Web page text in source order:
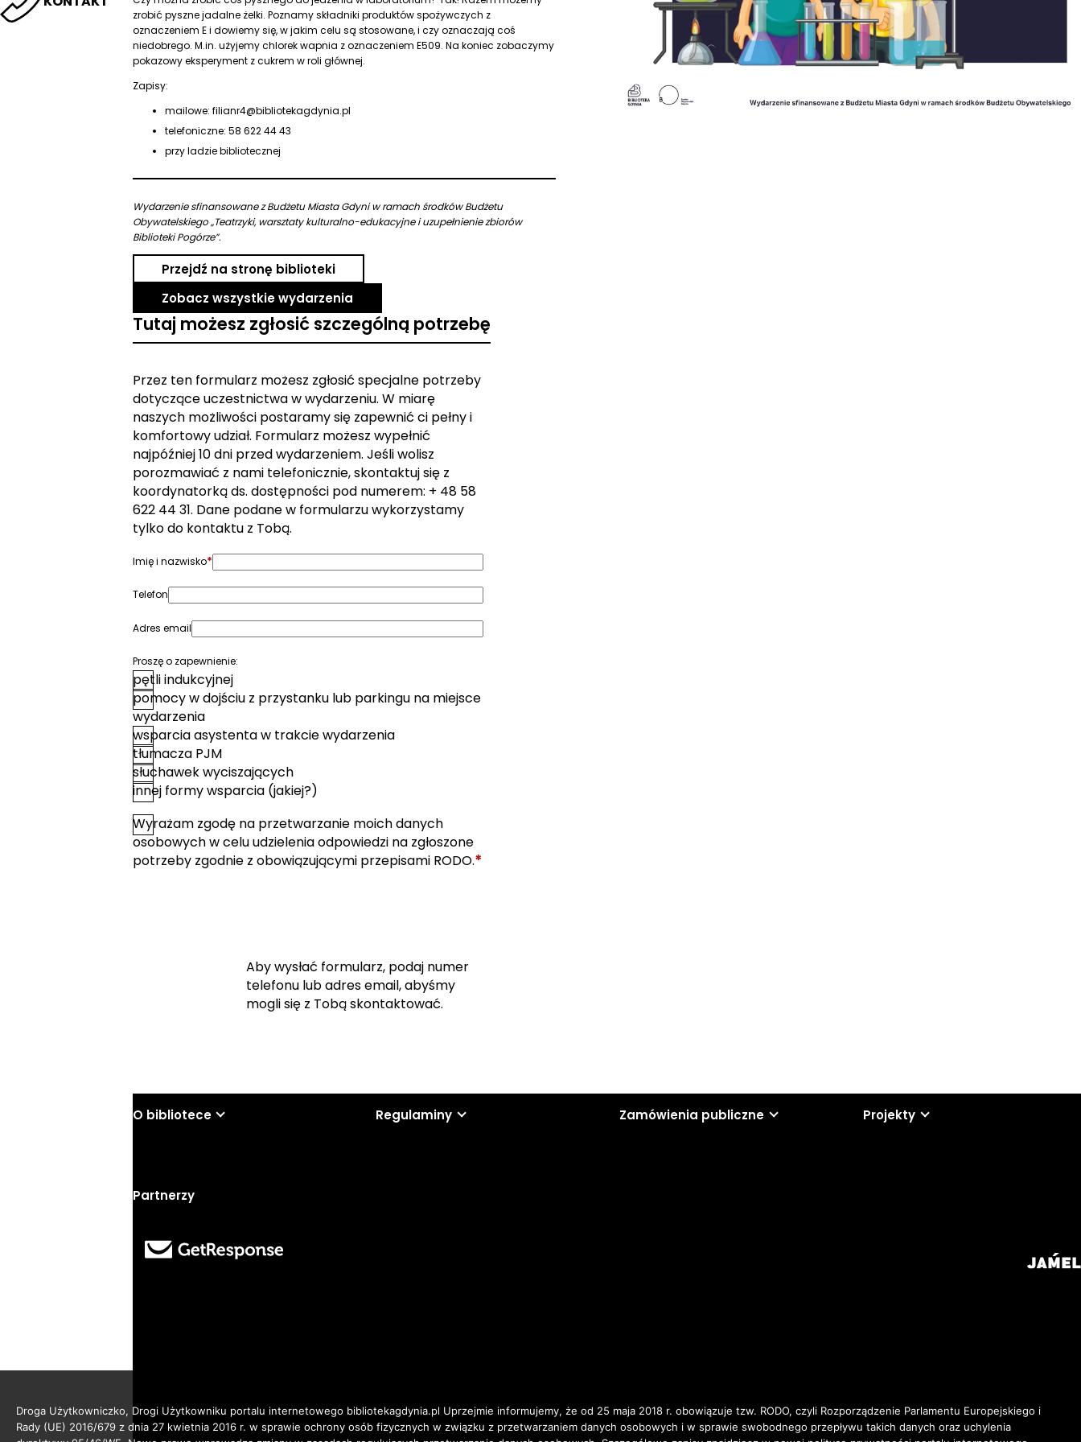
zrobić pyszne jadalne żelki. Poznamy składniki produktów spożywczych z
oznaczeniem E i dowiemy się, w jakim celu są stosowane, i czy oznaczają coś
niedobrego. M.in. użyjemy chlorek wapnia z oznaczeniem E509. Na koniec zobaczymy
pokazowy eksperyment z cukrem w roli głównej.
Zapisy:
mailowe: filianr4@bibliotekagdynia.pl
telefoniczne: 58 622 44 43
przy ladzie bibliotecznej
Wydarzenie sfinansowane z Budżetu Miasta Gdyni w ramach środków Budżetu
Obywatelskiego „Teatrzyki, warsztaty kulturalno-edukacyjne i uzupełnienie zbiorów
Biblioteki Pogórze”.
Przejdź na stronę biblioteki
Zobacz wszystkie wydarzenia
Tutaj możesz zgłosić szczególną potrzebę
Przez ten formularz możesz zgłosić specjalne potrzeby
dotyczące uczestnictwa w wydarzeniu. W miarę
naszych możliwości postaramy się zapewnić ci pełny i
komfortowy udział. Formularz możesz wypełnić
najpóźniej 10 dni przed wydarzeniem. Jeśli wolisz
porozmawiać z nami telefonicznie, skontaktuj się z
koordynatorką ds. dostępności pod numerem: + 48 58
622 44 31. Dane podane w formularzu wykorzystamy
tylko do kontaktu z Tobą.
Imię i nazwisko*
Telefon
Adres email
Proszę o zapewnienie:
pętli indukcyjnej
pomocy w dojściu z przystanku lub parkingu na miejsce
wydarzenia
wsparcia asystenta w trakcie wydarzenia
tłumacza PJM
słuchawek wyciszających
innej formy wsparcia (jakiej?)
Zgoda*
Wyrażam zgodę na przetwarzanie moich danych
osobowych w celu udzielenia odpowiedzi na zgłoszone
potrzeby zgodnie z obowiązującymi przepisami RODO.*
Aby wysłać formularz, podaj numer
telefonu lub adres email, abyśmy
mogli się z Tobą skontaktować.
O bibliotece Regulaminy Zamówienia publiczne Projekty
Partnerzy
Droga Użytkowniczko, Drogi Użytkowniku portalu internetowego bibliotekagdynia.pl Uprzejmie informujemy, że od 25 maja 2018 r. obowiązuje tzw. RODO, czyli Rozporządzenie Parlamentu Europejskiego i
Rady (UE) 2016/679 z dnia 27 kwietnia 2016 r. w sprawie ochrony osób fizycznych w związku z przetwarzaniem danych osobowych i w sprawie swobodnego przepływu takich danych oraz uchylenia